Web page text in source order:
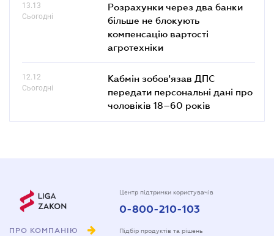
13.13
Сьогодні
Розрахунки через два банки
більше не блокують
компенсацію вартості
агротехніки
12.12
Сьогодні
Кабмін зобов'язав ДПС
передати персональні дані про
чоловіків 18–60 років
ПРО КОМПАНІЮ
Центр підтримки користувачів
0-800-210-103
Підбір продуктів та рішень